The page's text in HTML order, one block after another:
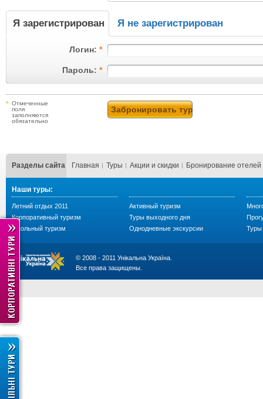
Я зарегистрирован Я не зарегистрирован
Логин: *
Пароль: *
* Отмеченные
поля
заполняются
обязательно
Разделы сайта Главная Туры Акции и скидки Бронирование отелей
Наши туры:
Летний отдых 2011
Корпоративный туризм
Школьный туризм
Активный туризм
Туры выходного дня
Однодневные экскурсии
Туры
© 2008 - 2011 Унікальна Україна.
Все права защищены.